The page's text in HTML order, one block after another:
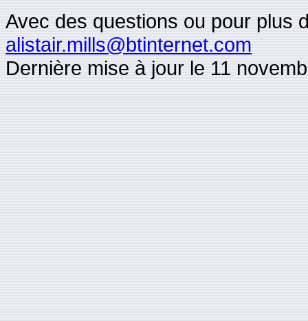
Avec des questions ou pour plus
alistair.mills@btinternet.com
Dernière mise à jour le 11